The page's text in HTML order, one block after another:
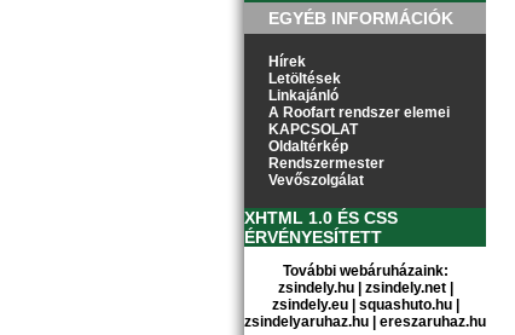
EGYÉB INFORMÁCIÓK
Hírek
Letöltések
Linkajánló
A Roofart rendszer elemei
KAPCSOLAT
Oldaltérkép
Rendszermester
Vevőszolgálat
XHTML 1.0 ÉS CSS
ÉRVÉNYESÍTETT
További webáruházaink:
zsindely.hu| zsindely.net|
zsindely.eu| squashuto.hu|
zsindelyaruhaz.hu
ereszaruhaz.hu